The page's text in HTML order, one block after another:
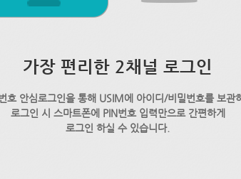
가장 편리한 2채널 로그인
호 안심로그인을 통해 USIM에 아이디/비밀번호를 보관
로그인 시 스마트폰에 PIN번호 입력만으로 간편하게
로그인 하실 수 있습니다.